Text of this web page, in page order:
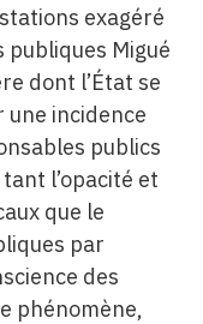
exagéré
publiques Migué
dont l’État se
une incidence
publics
l’opacité et
que le
par
des
phénomène,